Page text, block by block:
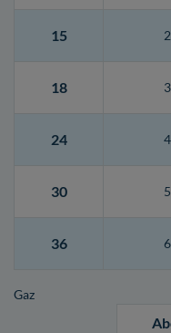
15
18
24
30
36
Gaz